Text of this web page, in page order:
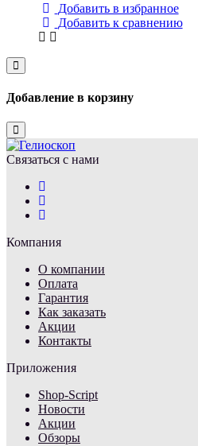
Добавить в избранное
Добавить к сравнению
Добавление в корзину
Связаться с нами
Компания
О компании
Оплата
Гарантия
Как заказать
Акции
Контакты
Приложения
Shop-Script
Новости
Акции
Обзоры